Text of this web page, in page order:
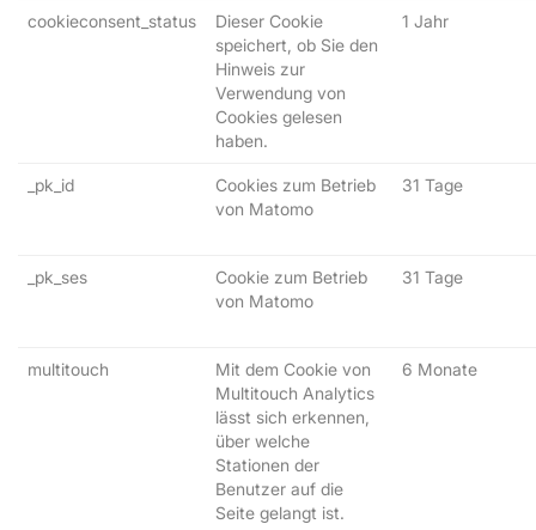
cookieconsent_status
Dieser Cookie
speichert, ob Sie den
Hinweis zur
Verwendung von
Cookies gelesen
haben.
1 Jahr
_pk_id
Cookies zum Betrieb
von Matomo
31 Tage
_pk_ses
Cookie zum Betrieb
von Matomo
31 Tage
multitouch
Mit dem Cookie von
Multitouch Analytics
lässt sich erkennen,
über welche
Stationen der
Benutzer auf die
Seite gelangt ist.
6 Monate